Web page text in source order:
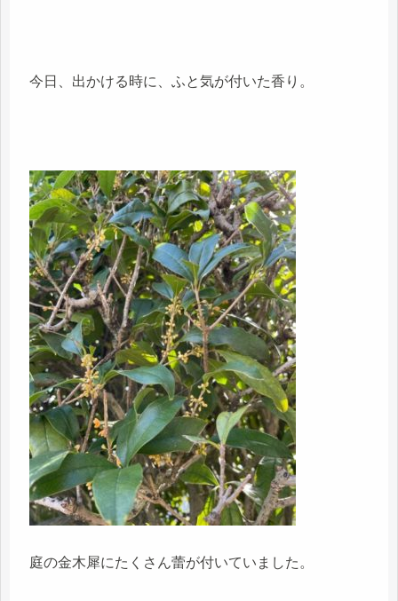
今日、出かける時に、ふと気が付いた香り。
庭の金木犀にたくさん蕾が付いていました。